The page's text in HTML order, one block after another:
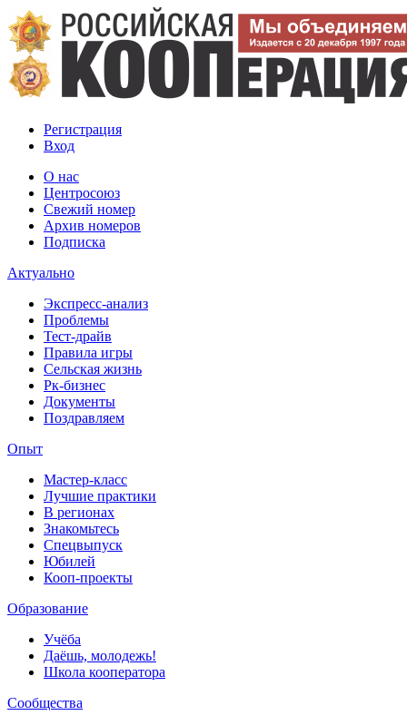
Регистрация
Вход
О нас
Центросоюз
Свежий номер
Архив номеров
Подписка
Актуально
Экспресс-анализ
Проблемы
Тест-драйв
Правила игры
Сельская жизнь
Рк-бизнес
Документы
Поздравляем
Опыт
Мастер-класс
Лучшие практики
В регионах
Знакомьтесь
Спецвыпуск
Юбилей
Кооп-проекты
Образование
Учёба
Даёшь, молодежь!
Школа кооператора
Сообщества